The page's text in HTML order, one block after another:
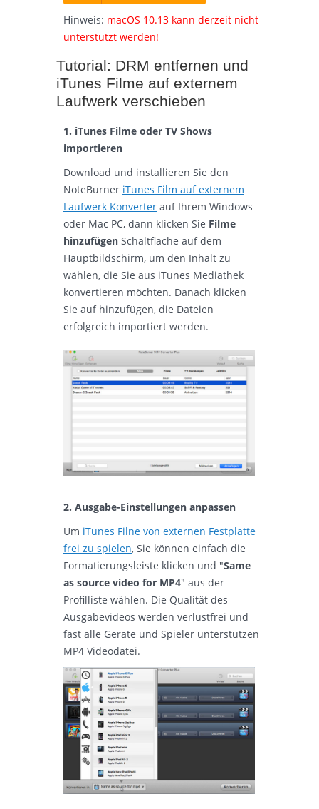
Hinweis: macOS 10.13 kann derzeit nicht
unterstützt werden!
Tutorial: DRM entfernen und
iTunes Filme auf externem
Laufwerk verschieben
1. iTunes Filme oder TV Shows
importieren
Download und installieren Sie den
NoteBurner iTunes Film auf externem
Laufwerk Konverter auf Ihrem Windows
oder Mac PC, dann klicken Sie Filme
hinzufügen Schaltfläche auf dem
Hauptbildschirm, um den Inhalt zu
wählen, die Sie aus iTunes Mediathek
konvertieren möchten. Danach klicken
Sie auf hinzufügen, die Dateien
erfolgreich importiert werden.
2. Ausgabe-Einstellungen anpassen
Um iTunes Filne von externen Festplatte
frei zu spielen, Sie können einfach die
Formatierungsleiste klicken und "Same
as source video for MP4" aus der
Profilliste wählen. Die Qualität des
Ausgabevideos werden verlustfrei und
fast alle Geräte und Spieler unterstützen
MP4 Videodatei.